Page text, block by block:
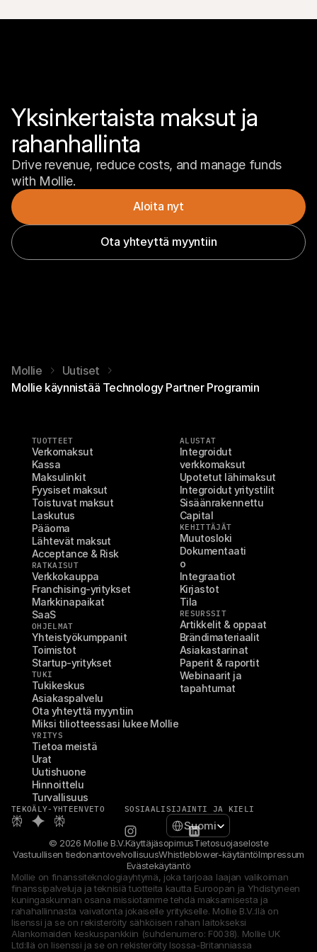
Yksinkertaista maksut ja
rahanhallinta
Drive revenue, reduce costs, and manage funds
with Mollie.
Aloita nyt
Ota yhteyttä myyntiin
Mollie
Uutiset
Mollie käynnistää Technology Partner Programin
TUOTTEET
Verkomaksut
Kassa
Maksulinkit
Fyysiset maksut
Toistuvat maksut
Laskutus
Pääoma
Lähtevät maksut
Acceptance & Risk
RATKAISUT
Verkkokauppa
Franchising-yritykset
Markkinapaikat
SaaS
OHJELMAT
Yhteistyökumppanit
Toimistot
Startup-yritykset
TUKI
Tukikeskus
Asiakaspalvelu
Ota yhteyttä myyntiin
Miksi tiliotteessasi lukee Mollie
YRITYS
Tietoa meistä
Urat
Uutishuone
Hinnoittelu
Turvallisuus
ALUSTAT
Integroidut
verkkomaksut
Upotetut lähimaksut
Integroidut yritystilit
Sisäänrakennettu
Capital
KEHITTÄJÄT
Muutosloki
Dokumentaati
o
Integraatiot
Kirjastot
Tila
RESURSSIT
Artikkelit & oppaat
Brändimateriaalit
Asiakastarinat
Paperit & raportit
Webinaarit ja
tapahtumat
TEKOÄLY-YHTEENVETO SOSIAALISIJAINTI JA KIELI
Select Language
Suomi
© 2026 Mollie B.V.KäyttäjäsopimusTietosuojaseloste
Vastuullisen tiedonantovelvollisuusWhistleblower-käytäntöImpressum
Evästekäytäntö
Mollie on finanssiteknologiayhtymä, joka tarjoaa laajan valikoiman
finanssipalveluja ja teknisiä tuotteita kautta Euroopan ja Yhdistyneen
kuningaskunnan osana missiotamme tehdä maksamisesta ja
rahahallinnasta vaivatonta jokaiselle yritykselle. Mollie B.V.:llä on
lisenssi ja se on rekisteröity sähköisen rahan laitokseksi
Alankomaiden keskuspankkiin (suhdenumero: F0038). Mollie UK
Ltd:llä on lisenssi ja se on rekisteröity Isossa-Britanniassa